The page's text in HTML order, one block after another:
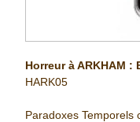
Horreur à ARKHAM :
HARK05
Paradoxes Temporels